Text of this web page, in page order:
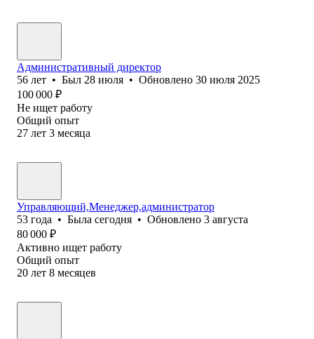
Административный директор
56 лет • Был 28 июля • Обновлено 30 июля 2025
100 000 ₽
Не ищет работу
Общий опыт
27 лет 3 месяца
Управляющий,Менеджер,администратор
53 года • Была сегодня • Обновлено 3 августа
80 000 ₽
Активно ищет работу
Общий опыт
20 лет 8 месяцев